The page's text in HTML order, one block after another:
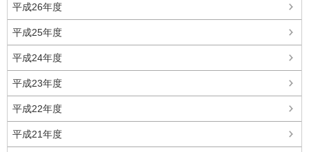
平成26年度
平成25年度
平成24年度
平成23年度
平成22年度
平成21年度